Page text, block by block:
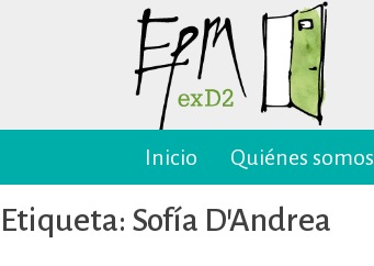
EPM ex-D2 Mendoza
El Espacio para la Memoria y los
Derechos Humanos exD2 (EPM
ex-D2) es un sitio recuperado para
Inicio Quiénes somos
Etiqueta: Sofía D'Andrea